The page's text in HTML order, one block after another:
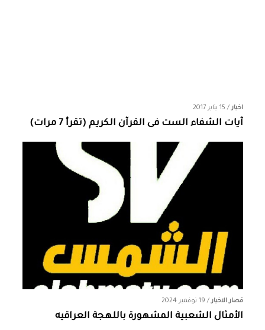
اخبار/ 15 يناير 2017
آيات الشفاء الست فى القرآن الكريم (تقرأ 7 مرات)
قصار الاخبار/ 19 نوفمبر 2024
الأمثال الشعبية المشهورة باللهجة العراقيه